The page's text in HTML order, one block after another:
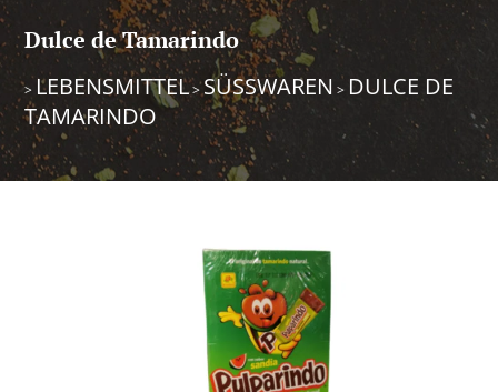
Dulce de Tamarindo
> LEBENSMITTEL>SÜSSWAREN > DULCE DE
TAMARINDO